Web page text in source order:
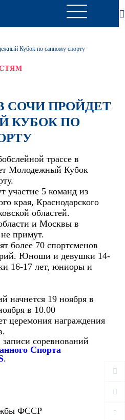
Кубок по санному спорту
СОЧИ ПРОЙДЕТ
КУБОК ПО
трассе в
Молодежный Кубок
участие 5 команд из
края, Краснодарского
областей.
и Москвы в
примут.
более 70 спортсменов
Юноши и девушки 14-
16-17 лет, юниоры и
начнется 19 ноября в
в 10.00
церемония награждения
соревнований
Спорта
.
ФССР